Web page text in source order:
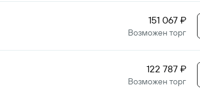
151 067 ₽
Возможен торг
122 787 ₽
Возможен торг